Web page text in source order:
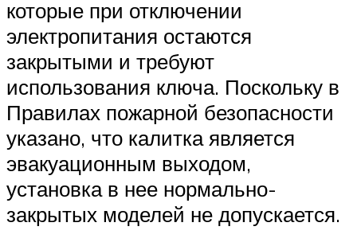
которые при отключении
электропитания остаются
закрытыми и требуют
использования ключа. Поскольку в
Правилах пожарной безопасности
указано, что калитка является
эвакуационным выходом,
установка в нее нормально-
закрытых моделей не допускается.